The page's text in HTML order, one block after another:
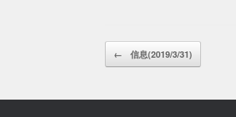
Post navigation
← 信息(2019/3/31)